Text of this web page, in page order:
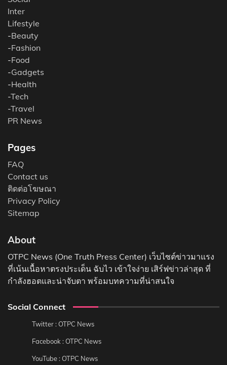
Inter
Lifestyle
-Beauty
-Fashion
-Food
-Gadgets
-Health
-Tech
-Travel
PR News
Pages
FAQ
Contact us
ติดต่อโฆษณา
Privacy Policy
Sitemap
About
OTPC News (One Truth Press Center) เว็บไซต์ข่าวมาแรง
ที่เน้นเนื้อหาตรงประเด็น ฉับไว เข้าใจง่าย เสิร์ฟข่าวล่าสุด ที่
กำลังฮอตและน่าจับตา พร้อมบทความที่น่าสนใจ
Social Connect
Twitter : OTPC News
Facebook : OTPC News
YouTube : OTPC News